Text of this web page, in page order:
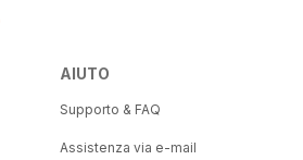
AIUTO
Supporto & FAQ
Assistenza via e-mail